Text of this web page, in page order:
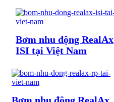
Bơm nhu động RealAx
ISI tại Việt Nam